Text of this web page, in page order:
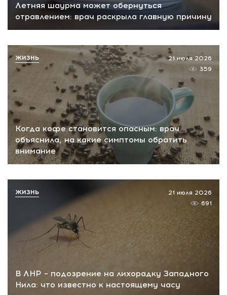
Летняя шаурма может обернуться
отравлением: врач раскрыла главную причину
Когда кофе становится опасным: врач
объяснила, на какие симптомы обратить
внимание
21 июля 2026
359
ЖИЗНЬ
В ЛНР – подозрение на лихорадку Западного
Нила: что известно к настоящему часу
21 июля 2026
691
ЖИЗНЬ